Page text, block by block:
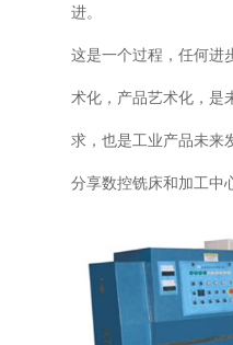
进。
这是一个过程，任何进
术化，产品艺术化，是
求，也是工业产品未来
分享数控铣床和加工中